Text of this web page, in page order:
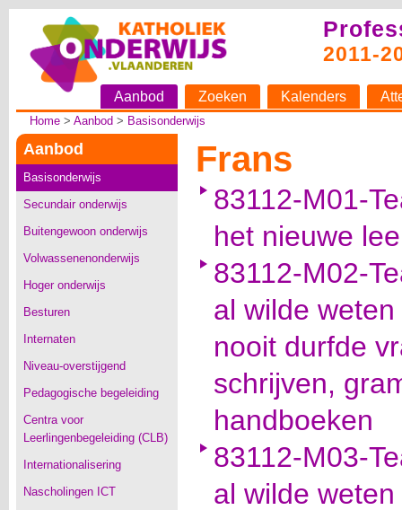
2011-
Aanbod Zoeken Kalenders
Home> Aanbod > Basisonderwijs
Aanbod
Basisonderwijs
Secundair onderwijs
Buitengewoon onderwijs
Volwassenenonderwijs
Hoger onderwijs
Besturen
Internaten
Niveau-overstijgend
Pedagogische begeleiding
Centra voor
Leerlingenbegeleiding (CLB)
Internationalisering
Nascholingen ICT
Frans
83112-M01-
het nieuwe
83112-M02-
al wilde
nooit durfde
schrijven,
handboeken
83112-M03-
al wilde